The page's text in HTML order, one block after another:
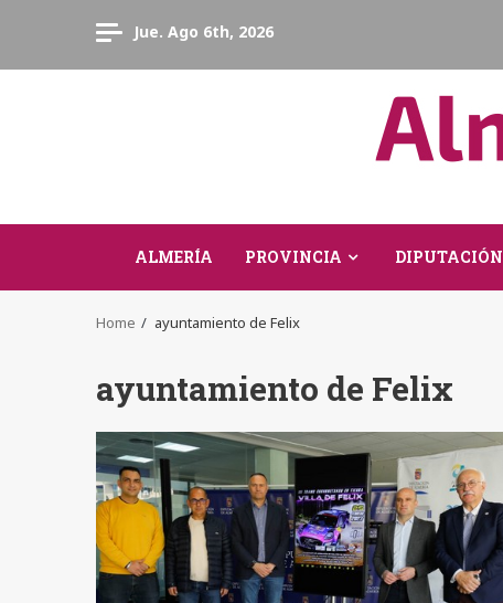
Jue. Ago 6th, 2026
ALMERÍA PROVINCIA DIPUTACIÓN
Home ayuntamiento de Felix
ayuntamiento de Felix